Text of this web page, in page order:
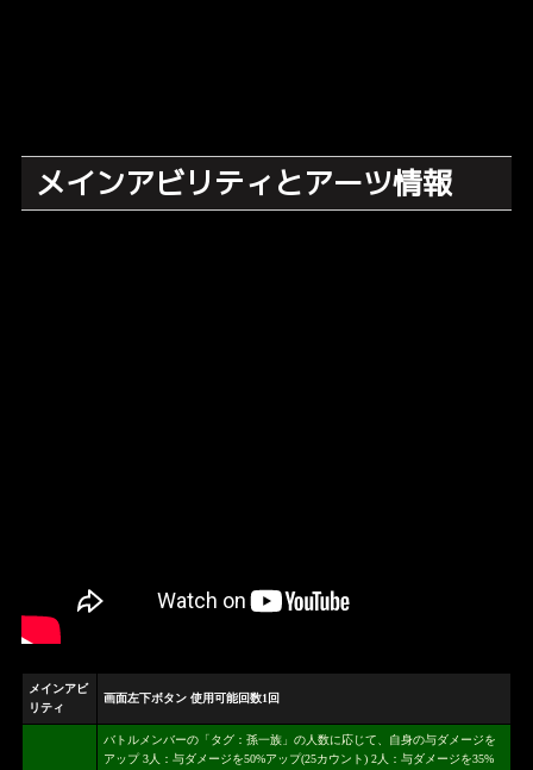
メインアビリティとアーツ情報
メインアビ
リティ
画面左下ボタン 使用可能回数1回
バトルメンバーの「タグ：孫一族」の人数に応じて、自身の与ダメージを
アップ 3人：与ダメージを50%アップ(25カウント) 2人：与ダメージを35%